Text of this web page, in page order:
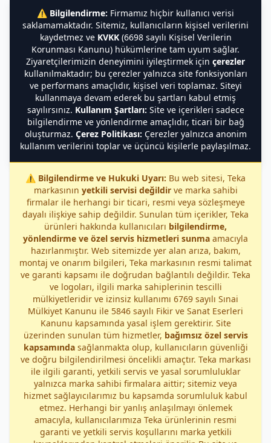
⚠️ Bilgilendirme: Firmamız hiçbir kullanıcı verisi
saklamamaktadır. Sitemiz, kullanıcıların kişisel verilerini
kaydetmez ve KVKK(6698 sayılı Kişisel Verilerin
Korunması Kanunu) hükümlerine tam uyum sağlar.
Ziyaretçilerimizin deneyimini iyileştirmek için çerezler
kullanılmaktadır; bu çerezler yalnızca site fonksiyonları
ve performans amaçlıdır, kişisel veri toplamaz. Siteyi
kullanmaya devam ederek bu şartları kabul etmiş
sayılırsınız. Kullanım Şartları: Site ve içerikleri sadece
bilgilendirme ve yönlendirme amaçlıdır, ticari bir bağ
oluşturmaz. Çerez Politikası: Çerezler yalnızca anonim
kullanım verilerini toplar ve üçüncü kişilerle paylaşılmaz.
⚠️ Bilgilendirme ve Hukuki Uyarı: Bu web sitesi, Teka
markasının yetkili servisi değildirve marka sahibi
firmalar ile herhangi bir ticari, resmi veya sözleşmeye
dayalı ilişkiye sahip değildir. Sunulan tüm içerikler, Teka
ürünleri hakkında kullanıcıları bilgilendirme,
yönlendirme ve özel servis hizmetleri sunma amacıyla
hazırlanmıştır. Web sitemizde yer alan arıza, bakım,
montaj ve onarım bilgileri, Teka markasının resmi talimat
ve garanti kapsamı ile doğrudan bağlantılı değildir. Teka
ve logoları, ilgili marka sahiplerinin tescilli
mülkiyetleridir ve izinsiz kullanımı 6769 sayılı Sınai
Mülkiyet Kanunu ile 5846 sayılı Fikir ve Sanat Eserleri
Kanunu kapsamında yasal işlem gerektirir. Site
üzerinden sunulan tüm hizmetler, bağımsız özel servis
kapsamındasağlanmakta olup, kullanıcıların güvenliği
ve doğru bilgilendirilmesi öncelikli amaçtır. Teka markası
ile ilgili garanti, yetkili servis ve yasal sorumluluklar
yalnızca marka sahibi firmalara aittir; sitemiz veya
hizmet sağlayıcılarımız bu kapsamda sorumluluk kabul
etmez. Herhangi bir yanlış anlaşılmayı önlemek
amacıyla, kullanıcılarımıza Teka ürünlerinin resmi
garanti ve yetkili servis koşullarını marka yetkili